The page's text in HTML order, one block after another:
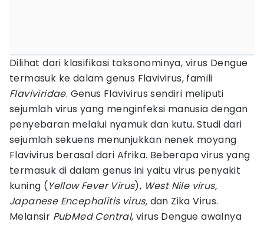
Dilihat dari klasifikasi taksonominya, virus Dengue
termasuk ke dalam genus Flavivirus, famili
Flaviviridae. Genus Flavivirus sendiri meliputi
sejumlah virus yang menginfeksi manusia dengan
penyebaran melalui nyamuk dan kutu. Studi dari
sejumlah sekuens menunjukkan nenek moyang
Flavivirus berasal dari Afrika. Beberapa virus yang
termasuk di dalam genus ini yaitu virus penyakit
kuning (Yellow Fever Virus), West Nile virus,
Japanese Encephalitis virus, dan Zika Virus.
Melansir PubMed Central, virus Dengue awalnya